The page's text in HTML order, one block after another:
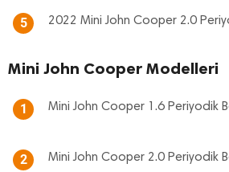
5 2022 Mini John Cooper 2.0
Mini John Cooper Modelleri
1 Mini John Cooper 1.6 Periyodik
2 Mini John Cooper 2.0 Periyodik